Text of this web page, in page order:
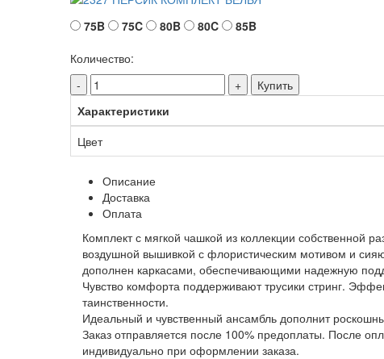
75B
75C 80B 80C
85B
Количество:
-
+
Купить
Характеристики
Цвет
Описание
Доставка
Оплата
Комплект с мягкой чашкой из коллекции собственной
воздушной вышивкой с флористическим мотивом и
дополнен каркасами, обеспечивающими надежную
Чувство комфорта поддерживают трусики стринг.
таинственности.
Идеальный и чувственный ансамбль дополнит
Заказ отправляется после 100% предоплаты. После
индивидуально при оформлении заказа.